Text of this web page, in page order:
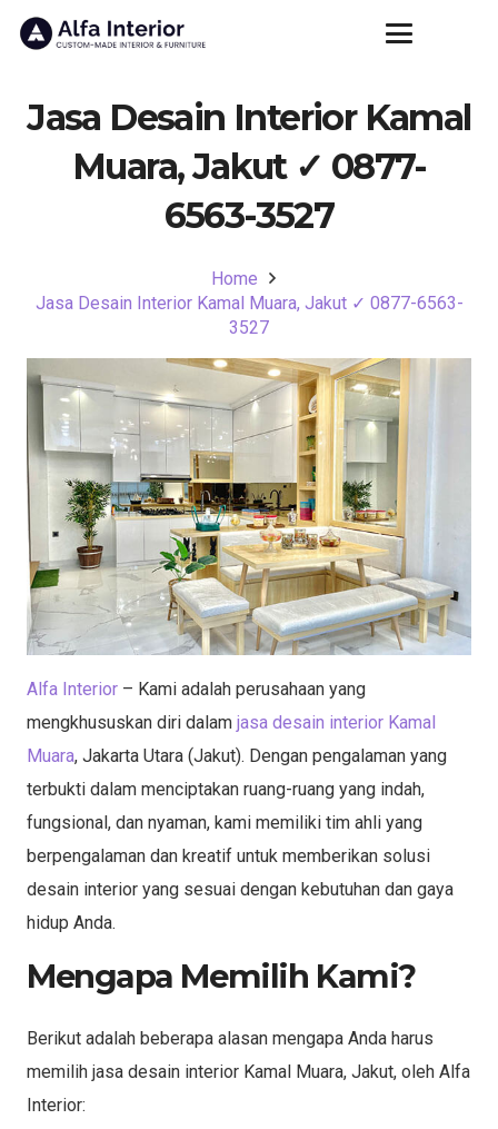
Jasa Desain Interior Kamal
Muara, Jakut ✓ 0877-
6563-3527
Home
Jasa Desain Interior Kamal Muara, Jakut ✓ 0877-6563-
3527
Alfa Interior – Kami adalah perusahaan yang
mengkhususkan diri dalam jasa desain interior Kamal
Muara, Jakarta Utara (Jakut). Dengan pengalaman yang
terbukti dalam menciptakan ruang-ruang yang indah,
fungsional, dan nyaman, kami memiliki tim ahli yang
berpengalaman dan kreatif untuk memberikan solusi
desain interior yang sesuai dengan kebutuhan dan gaya
hidup Anda.
Mengapa Memilih Kami?
Berikut adalah beberapa alasan mengapa Anda harus
memilih jasa desain interior Kamal Muara, Jakut, oleh Alfa
Interior: